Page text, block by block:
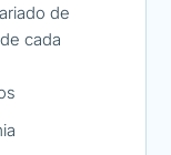
de
cada